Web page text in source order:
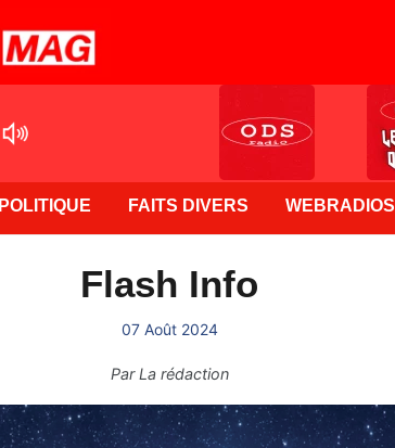
POLITIQUE FAITS DIVERS WEBRADIOS
Flash Info
07 Août 2024
ParLa rédaction